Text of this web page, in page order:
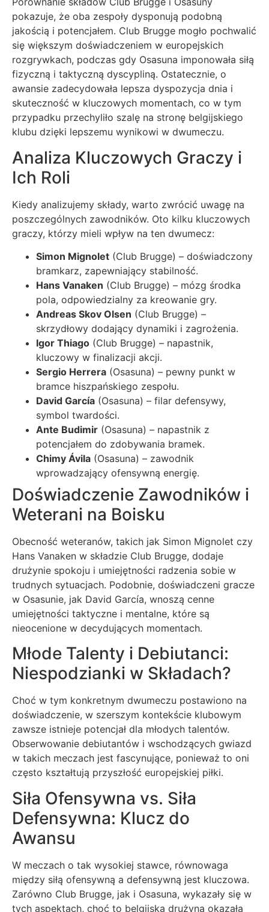
pokazuje, że oba zespoły dysponują podobną
jakością i potencjałem. Club Brugge mogło pochwalić
się większym doświadczeniem w europejskich
rozgrywkach, podczas gdy Osasuna imponowała siłą
fizyczną i taktyczną dyscypliną. Ostatecznie, o
awansie zadecydowała lepsza dyspozycja dnia i
skuteczność w kluczowych momentach, co w tym
przypadku przechyliło szalę na stronę belgijskiego
klubu dzięki lepszemu wynikowi w dwumeczu.
Analiza Kluczowych Graczy i
Ich Roli
Kiedy analizujemy składy, warto zwrócić uwagę na
poszczególnych zawodników. Oto kilku kluczowych
graczy, którzy mieli wpływ na ten dwumecz:
Simon Mignolet (Club Brugge) – doświadczony
bramkarz, zapewniający stabilność.
Hans Vanaken (Club Brugge) – mózg środka
pola, odpowiedzialny za kreowanie gry.
Andreas Skov Olsen (Club Brugge) –
skrzydłowy dodający dynamiki i zagrożenia.
Igor Thiago (Club Brugge) – napastnik,
kluczowy w finalizacji akcji.
Sergio Herrera (Osasuna) – pewny punkt w
bramce hiszpańskiego zespołu.
David García (Osasuna) – filar defensywy,
symbol twardości.
Ante Budimir (Osasuna) – napastnik z
potencjałem do zdobywania bramek.
Chimy Ávila (Osasuna) – zawodnik
wprowadzający ofensywną energię.
Doświadczenie Zawodników i
Weterani na Boisku
Obecność weteranów, takich jak Simon Mignolet czy
Hans Vanaken w składzie Club Brugge, dodaje
drużynie spokoju i umiejętności radzenia sobie w
trudnych sytuacjach. Podobnie, doświadczeni gracze
w Osasunie, jak David García, wnoszą cenne
umiejętności taktyczne i mentalne, które są
nieocenione w decydujących momentach.
Młode Talenty i Debiutanci:
Niespodzianki w Składach?
Choć w tym konkretnym dwumeczu postawiono na
doświadczenie, w szerszym kontekście klubowym
zawsze istnieje potencjał dla młodych talentów.
Obserwowanie debiutantów i wschodzących gwiazd
w takich meczach jest fascynujące, ponieważ to oni
często kształtują przyszłość europejskiej piłki.
Siła Ofensywna vs. Siła
Defensywna: Klucz do
Awansu
W meczach o tak wysokiej stawce, równowaga
między siłą ofensywną a defensywną jest kluczowa.
Zarówno Club Brugge, jak i Osasuna, wykazały się w
tych aspektach, choć to belgijska drużyna okazała